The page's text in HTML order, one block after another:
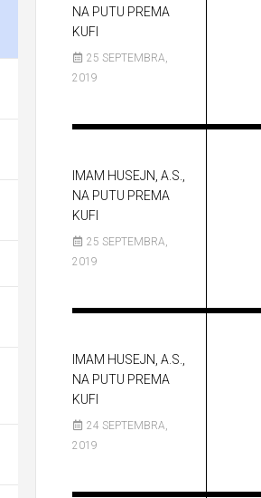
NA PUTU PREMA
KUFI
25 SEPTEMBRA,
2019
IMAM HUSEJN, A.S.,
NA PUTU PREMA
KUFI
25 SEPTEMBRA,
2019
IMAM HUSEJN, A.S.,
NA PUTU PREMA
KUFI
24 SEPTEMBRA,
2019